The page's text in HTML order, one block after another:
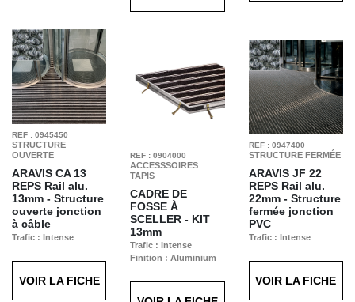
REF : 0945450
STRUCTURE
OUVERTE
ARAVIS CA 13
REPS Rail alu.
13mm - Structure
ouverte jonction
à câble
Trafic : Intense
Anthracite T11
VOIR LA FICHE
REF : 0947400
STRUCTURE FERMÉE
ARAVIS JF 22
REPSRail alu.
22mm - Structure
fermée jonction
PVC
Trafic : Intense
Anthracite T11
VOIR LA FICHE
REF : 0904000
ACCESSSOIRES
TAPIS
CADRE DE
FOSSE À
SCELLER - KIT
13mm
Trafic : Intense
Finition : Aluminium